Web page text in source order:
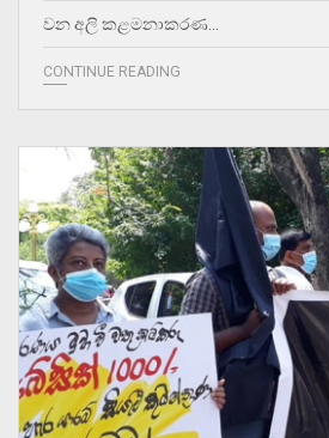
වන අලි කළමනාකරණ…
CONTINUE READING